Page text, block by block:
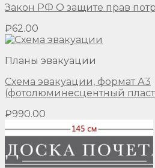
Закон РФ О защите прав
₽62.00
Планы эвакуации
Схема эвакуации, формат А3
(фотолюминесцентный
₽990.00